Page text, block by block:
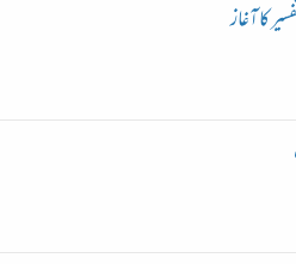
کا آغاز